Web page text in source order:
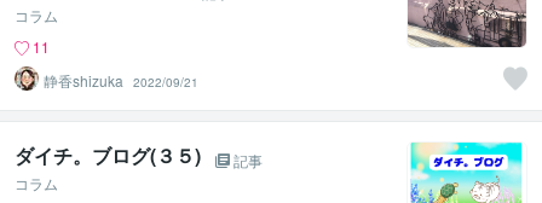
コラム
11
静香shizuka
2022/09/21
ダイチ。ブログ(３５)
記事
コラム